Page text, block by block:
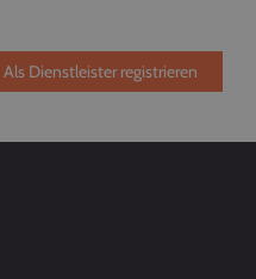
Als Dienstleister registrieren